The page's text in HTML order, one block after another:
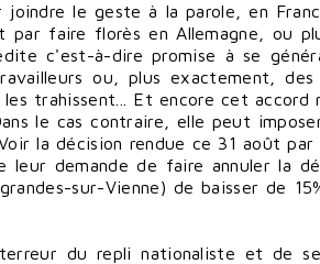
joindre le geste à la parole, en
par faire florès en Allemagne, ou
c'est-à-dire promise à se
ou, plus exactement,
les trahissent... Et encore cet
le cas contraire, elle peut
la décision rendue ce 31 août
leur demande de faire annuler la
sur-Vienne) de baisser de
du repli nationaliste et de